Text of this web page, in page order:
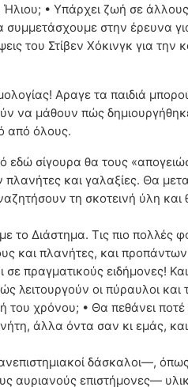
• Υπάρχει ζωή σε
συμμετάσχουμε στην έρευνα
του Στίβεν Χόκινγκ για
Αραγε τα παιδιά
να μάθουν πώς
από όλους.
σίγουρα θα τους
και γαλαξίες. Θα
τη σκοτεινή ύλη και
το Διάστημα. Τις πιο πολλές
και πλανήτες, και
πραγματικούς ειδήμονες! Και
οι πύραυλοι και
του χρόνου; • Θα πεθάνει
άλλα όντα σαν κι εμάς, και
δάσκαλοι―,
αυριανούς επιστήμονες―